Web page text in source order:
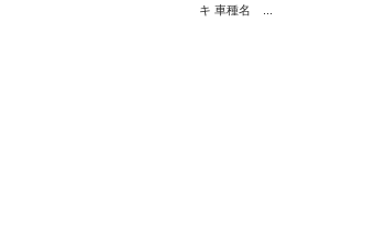
キ 車種名 ...